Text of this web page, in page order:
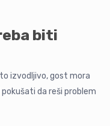
biti
izvodljivo, gost mora
da reši problem